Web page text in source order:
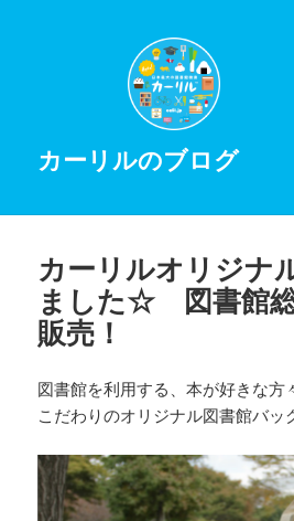
カーリルのブログ
カーリルオリジナ
ました☆ 図書館
販売！
図書館を利用する、本が好きな方
こだわりのオリジナル図書館バッ